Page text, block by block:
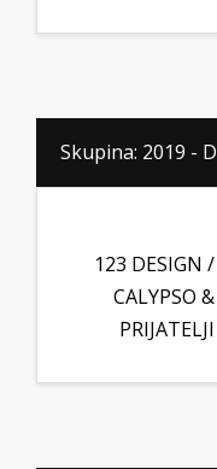
Skupina: 2019 - D
123 DESIGN /
CALYPSO &
PRIJATELJI